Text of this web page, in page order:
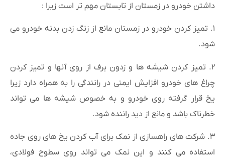
داشتن خودرو در زمستان از تابستان مهم تر است زیرا :
۱. تمیز کردن خودرو در زمستان مانع از زنگ زدن بدنه خودرو می
شود.
۲. تمیز کردن شیشه ها و زدون برف از روی آنها و تمیز کردن
چراغ های خودرو افزایش ایمنی در رانندگی را به همراه دارد زیرا
یخ قرار گرفته روی خودرو و به خصوص شیشه ها می تواند
خطرناک باشد و مانع از دید راننده شود.
۳. شرکت های راهسازی از نمک برای آب کردن یخ های روی جاده
استفاده می کنند و این نمک می تواند روی سطوح فولادی،